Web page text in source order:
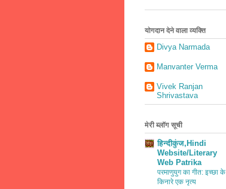
योगदान देने वाला व्यक्ति
Divya Narmada
Manvanter Verma
Vivek Ranjan
Shrivastava
मेरी ब्लॉग सूची
हिन्दीकुंज,Hindi
Website/Literary
Web Patrika
परमाणुयुग का गीत: इच्छा के
किनारे एक नृत्य